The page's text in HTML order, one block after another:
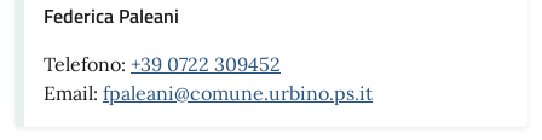
Federica Paleani
Telefono: +39 0722 309452
Email: fpaleani@comune.urbino.ps.it